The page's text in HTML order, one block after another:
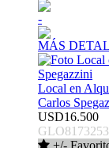
-
MÁS
Local en
Carlos
USD16.500
GLO8173253
+/-